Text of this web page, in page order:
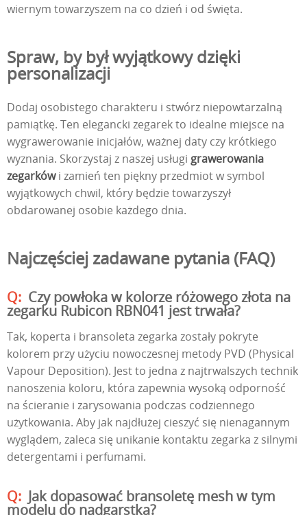
wiernym towarzyszem na co dzień i od święta.
Spraw, by był wyjątkowy dzięki
personalizacji
Dodaj osobistego charakteru i stwórz niepowtarzalną
pamiątkę. Ten elegancki zegarek to idealne miejsce na
wygrawerowanie inicjałów, ważnej daty czy krótkiego
wyznania. Skorzystaj z naszej usługi grawerowania
zegarkówi zamień ten piękny przedmiot w symbol
wyjątkowych chwil, który będzie towarzyszył
obdarowanej osobie każdego dnia.
Najczęściej zadawane pytania (FAQ)
Czy powłoka w kolorze różowego złota na
zegarku Rubicon RBN041 jest trwała?
Tak, koperta i bransoleta zegarka zostały pokryte
kolorem przy użyciu nowoczesnej metody PVD (Physical
Vapour Deposition). Jest to jedna z najtrwalszych technik
nanoszenia koloru, która zapewnia wysoką odporność
na ścieranie i zarysowania podczas codziennego
użytkowania. Aby jak najdłużej cieszyć się nienagannym
wyglądem, zaleca się unikanie kontaktu zegarka z silnymi
detergentami i perfumami.
Jak dopasować bransoletę mesh w tym
modelu do nadgarstka?